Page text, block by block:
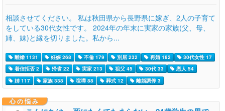
相談させてください。 私は秋田県から長野県に嫁ぎ、2人の子育て
をしている30代女性です。 2024年の年末に実家の家族(父、母、
姉、妹)と縁を切りました。私から...
離婚 1131 妊娠 268 不倫 179 別居 232 再婚 182
30代女性 17
着信拒否 2
帰省 22 実家 213 祖父 45 30代 33
恋人 54
姉 117
家族 338 喧嘩 88 葬式 12 離婚調停 3
心の悩み